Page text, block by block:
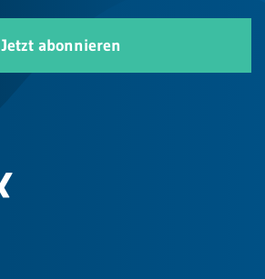
Jetzt abonnieren